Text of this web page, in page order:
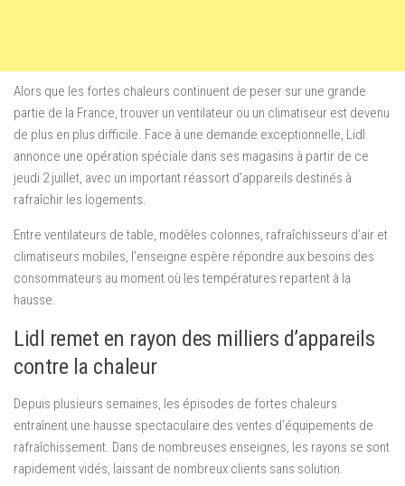
Alors que les fortes chaleurs continuent de peser sur une grande
partie de la France, trouver un ventilateur ou un climatiseur est devenu
de plus en plus difficile. Face à une demande exceptionnelle, Lidl
annonce une opération spéciale dans ses magasins à partir de ce
jeudi 2 juillet, avec un important réassort d’appareils destinés à
rafraîchir les logements.
Entre ventilateurs de table, modèles colonnes, rafraîchisseurs d’air et
climatiseurs mobiles, l’enseigne espère répondre aux besoins des
consommateurs au moment où les températures repartent à la
hausse.
Lidl remet en rayon des milliers d’appareils
contre la chaleur
Depuis plusieurs semaines, les épisodes de fortes chaleurs
entraînent une hausse spectaculaire des ventes d’équipements de
rafraîchissement. Dans de nombreuses enseignes, les rayons se sont
rapidement vidés, laissant de nombreux clients sans solution.